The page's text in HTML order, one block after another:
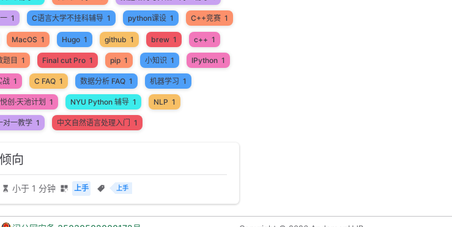
1 C语言大学不挂科辅导 1 python课设 1 C++竞赛 1
MacOS 1 Hugo 1 github 1 brew 1 c++ 1
题目 1 Final cut Pro 1 pip 1 小知识 1 IPython 1
战 1 C FAQ 1 数据分析 FAQ 1 机器学习 1
创·天池计划 1 NYU Python 辅导 1 NLP 1
对一教学 1 中文自然语言处理入门 1
向
小于 1 分钟 上手 上手